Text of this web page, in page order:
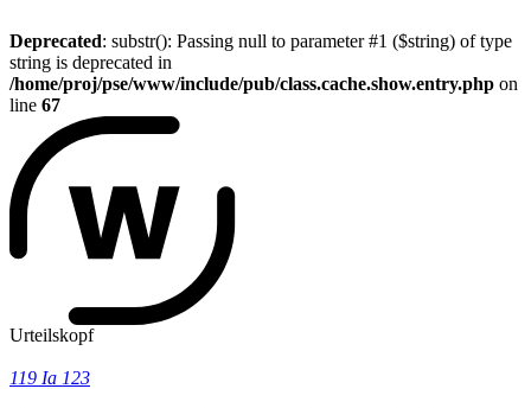
Deprecated: substr(): Passing null to parameter #1 ($string) of type
string is deprecated in
/home/proj/pse/www/include/pub/class.cache.show.entry.php on
line 67
Urteilskopf
119 Ia 123